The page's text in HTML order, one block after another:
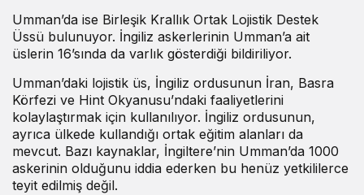
Umman’da ise Birleşik Krallık Ortak Lojistik Destek
Üssü bulunuyor. İngiliz askerlerinin Umman’a ait
üslerin 16’sında da varlık gösterdiği bildiriliyor.
Umman’daki lojistik üs, İngiliz ordusunun İran, Basra
Körfezi ve Hint Okyanusu’ndaki faaliyetlerini
kolaylaştırmak için kullanılıyor. İngiliz ordusunun,
ayrıca ülkede kullandığı ortak eğitim alanları da
mevcut. Bazı kaynaklar, İngiltere’nin Umman’da 1000
askerinin olduğunu iddia ederken bu henüz yetkililerce
teyit edilmiş değil.